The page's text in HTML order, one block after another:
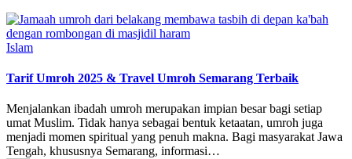
Posted
Islam
Tarif Umroh 2025 & Travel Umroh Semarang Terbaik
Menjalankan ibadah umroh merupakan impian besar bagi setiap
umat Muslim. Tidak hanya sebagai bentuk ketaatan, umroh juga
menjadi momen spiritual yang penuh makna. Bagi masyarakat Jawa
Tengah, khususnya Semarang, informasi…